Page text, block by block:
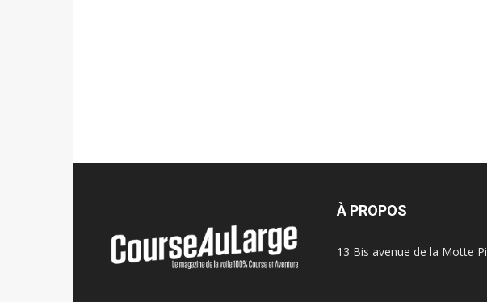
À PROPOS
13 Bis avenue de la Motte